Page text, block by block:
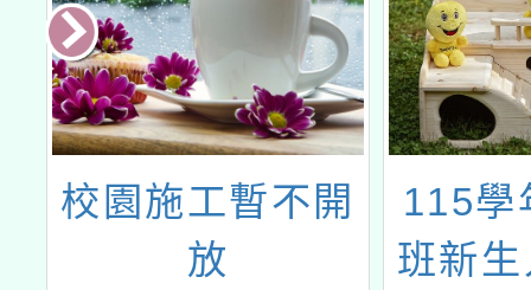
校園施工暫不開
放
115學
班新